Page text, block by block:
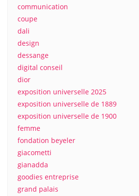
communication
coupe
dali
design
dessange
digital conseil
dior
exposition universelle 2025
exposition universelle de 1889
exposition universelle de 1900
femme
fondation beyeler
giacometti
gianadda
goodies entreprise
grand palais